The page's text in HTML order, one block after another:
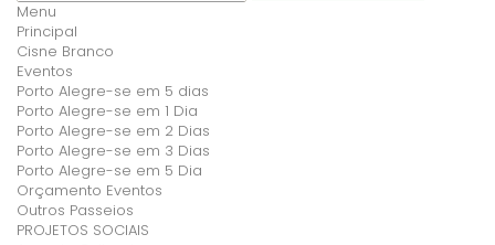
Menu
Principal
Cisne Branco
Eventos
Porto Alegre-se em 5 dias
Porto Alegre-se em 1 Dia
Porto Alegre-se em 2 Dias
Porto Alegre-se em 3 Dias
Porto Alegre-se em 5 Dia
Orçamento Eventos
Outros Passeios
PROJETOS SOCIAIS